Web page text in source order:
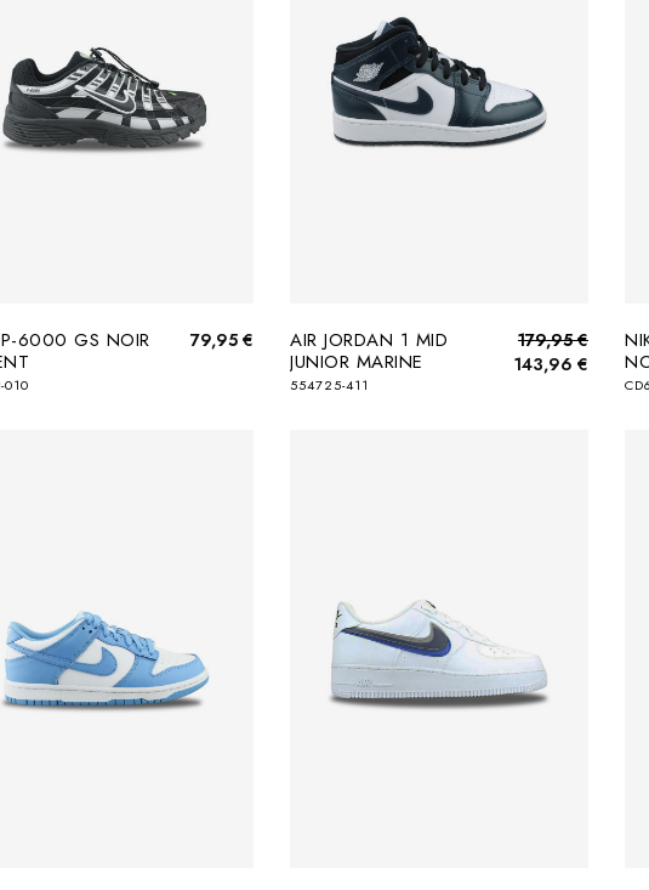
6000 GS NOIR
010
79,95 €
AIR JORDAN 1 MID
JUNIOR MARINE
554725-411
179,95 €
143,96 €